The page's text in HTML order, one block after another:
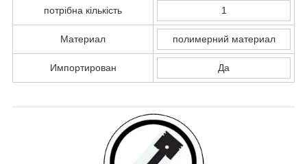
потрібна кількість 1
Материал полимерний материал
Импортирован Да